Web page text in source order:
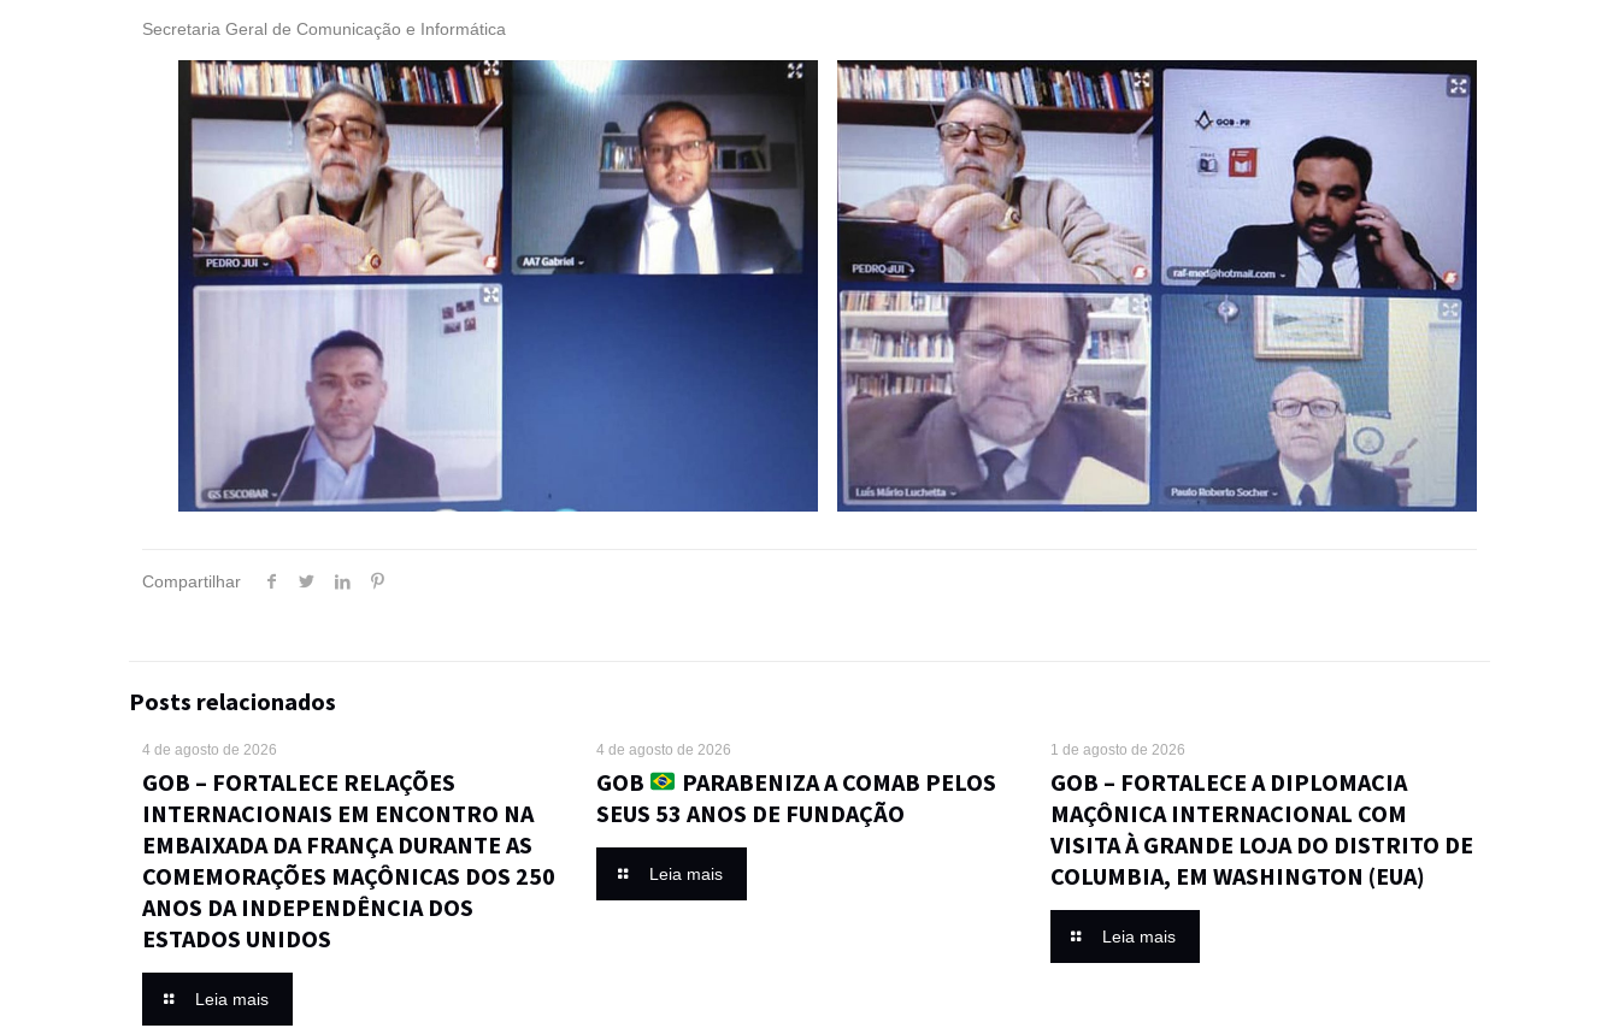
Secretaria Geral de Comunicação e Informática
Compartilhar
Posts relacionados
4 de agosto de 2026
GOB – FORTALECE RELAÇÕES
INTERNACIONAIS EM ENCONTRO NA
EMBAIXADA DA FRANÇA DURANTE AS
COMEMORAÇÕES MAÇÔNICAS DOS 250
ANOS DA INDEPENDÊNCIA DOS
ESTADOS UNIDOS
Leia mais
4 de agosto de 2026
GOB
PARABENIZA A COMAB PELOS
SEUS 53 ANOS DE FUNDAÇÃO
Leia mais
1 de agosto de 2026
GOB – FORTALECE A DIPLOMACIA
MAÇÔNICA INTERNACIONAL COM
VISITA À GRANDE LOJA DO DISTRITO DE
COLUMBIA, EM WASHINGTON (EUA)
Leia mais